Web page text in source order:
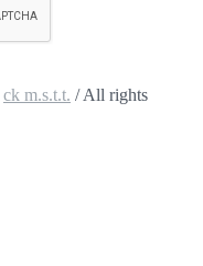
ck m.s.t.t. / All rights